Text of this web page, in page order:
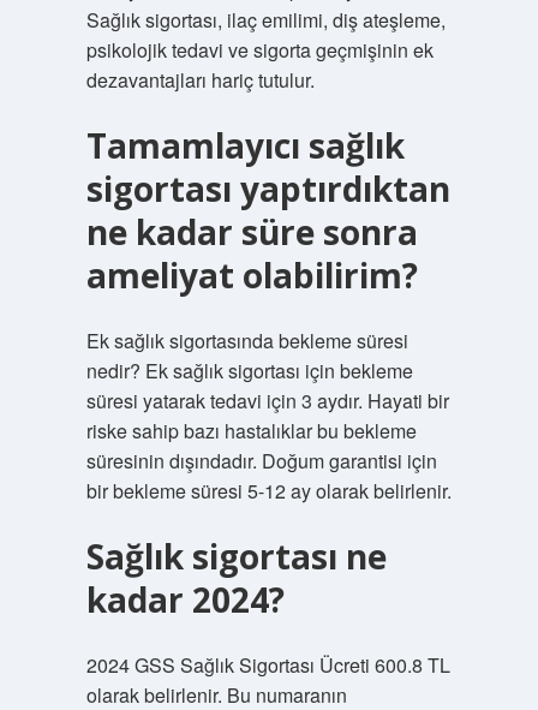
Sağlık sigortası, ilaç emilimi, diş ateşleme,
psikolojik tedavi ve sigorta geçmişinin ek
dezavantajları hariç tutulur.
Tamamlayıcı sağlık
sigortası yaptırdıktan
ne kadar süre sonra
ameliyat olabilirim?
Ek sağlık sigortasında bekleme süresi
nedir? Ek sağlık sigortası için bekleme
süresi yatarak tedavi için 3 aydır. Hayati bir
riske sahip bazı hastalıklar bu bekleme
süresinin dışındadır. Doğum garantisi için
bir bekleme süresi 5-12 ay olarak belirlenir.
Sağlık sigortası ne
kadar 2024?
2024 GSS Sağlık Sigortası Ücreti 600.8 TL
olarak belirlenir. Bu numaranın